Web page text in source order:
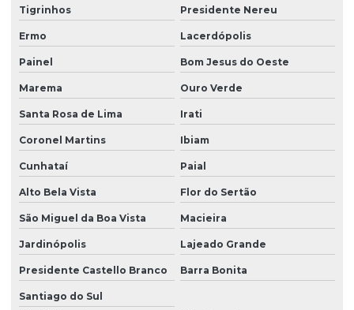
Tigrinhos Presidente Nereu
Ermo Lacerdópolis
Painel Bom Jesus do Oeste
Marema Ouro Verde
Santa Rosa de Lima Irati
Coronel Martins Ibiam
Cunhataí Paial
Alto Bela Vista Flor do Sertão
São Miguel da Boa Vista Macieira
Jardinópolis Lajeado Grande
Presidente Castello Branco Barra Bonita
Santiago do Sul